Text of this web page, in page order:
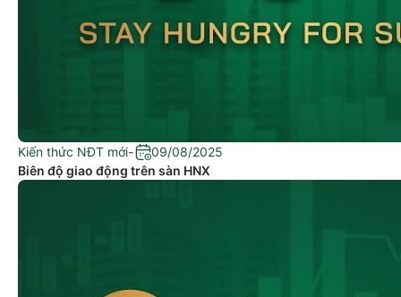
Kiến thức NĐT mới-
09/08/2025
Biên độ giao động trên sàn HNX